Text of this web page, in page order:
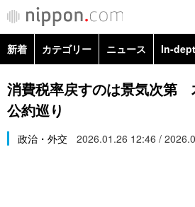
カテゴリー
新着 カテゴリー ニュース In-
政治・外交
経済・ビジネス
消費税率戻すのは景気次第
公約巡り
政治・外交 2026.01.26 12:46 /